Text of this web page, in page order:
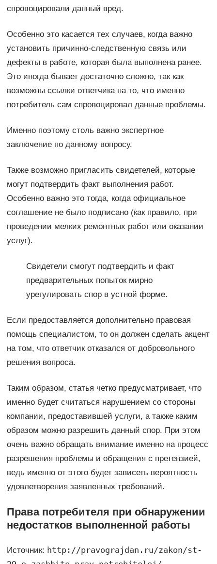
спровоцировали данный вред.
Особенно это касается тех случаев, когда важно
установить причинно-следственную связь или
дефекты в работе, которая была выполнена ранее.
Это иногда бывает достаточно сложно, так как
возможны ссылки ответчика на то, что именно
потребитель сам спровоцировал данные проблемы.
Именно поэтому столь важно экспертное
заключение по данному вопросу.
Также возможно пригласить свидетелей, которые
могут подтвердить факт выполнения работ.
Особенно важно это тогда, когда официальное
соглашение не было подписано (как правило, при
проведении мелких ремонтных работ или оказании
услуг).
Свидетели смогут подтвердить и факт
предварительных попыток мирно
урегулировать спор в устной форме.
Если предоставляется дополнительно правовая
помощь специалистом, то он должен сделать акцент
на том, что ответчик отказался от добровольного
решения вопроса.
Таким образом, статья четко предусматривает, что
именно будет считаться нарушением со стороны
компании, предоставившей услуги, а также каким
образом можно разрешить данный спор. При этом
очень важно обращать внимание именно на процесс
разрешения проблемы и обращения с претензией,
ведь именно от этого будет зависеть вероятность
удовлетворения заявленных требований.
Права потребителя при обнаружении
недостатков выполненной работы
Источник: http://pravograjdan.ru/zakon/st-